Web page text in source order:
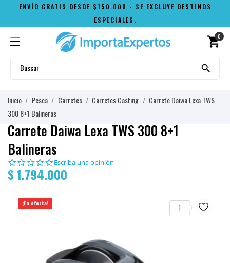
ENVÍO GRATIS DESDE $150.000 - SE EXCLUYE DESTINOS
ESPECIALES.
shopping_cart
0

Inicio Pesca Carretes Carretes Casting
Carrete Daiwa Lexa TWS
300 8+1 Balineras
Carrete Daiwa Lexa TWS 300 8+1
Balineras
0.0
star
rating
Escriba una opinión
$ 1.794.000
¡En oferta!
1